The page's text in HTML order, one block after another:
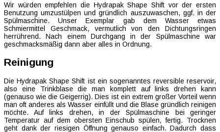
Wir würden empfehlen die Hydrapak Shape Shift vor der ersten
Benutzung umzustülpen und gründlich auszuwaschen, ggf. in der
Spülmaschine. Unser Exemplar gab dem Wasser etwas
Schmiermittel Geschmack, vermutlich von den Dichtungsringen
herrührend. Nach einem Durchgang in der Spülmaschine war
geschmacksmäßig dann aber alles in Ordnung.
Reinigung
Die Hydrapak Shape Shift ist ein sogenanntes reversible reservoir,
also eine Trinkblase die man komplett auf links drehen kann
(genauso wie die Geigerrig). Dies ist ein extrem großer Vorteil wenn
man oft anderes als Wasser einfüllt und die Blase gründlich reinigen
möchte. Auf links drehen, in der Spülmaschine bei geringer
Temperatur auf dem obersten Einschub spülen, fertig. Trocknen
geht dank der riesigen Öffnung genauso einfach. Dadurch dass